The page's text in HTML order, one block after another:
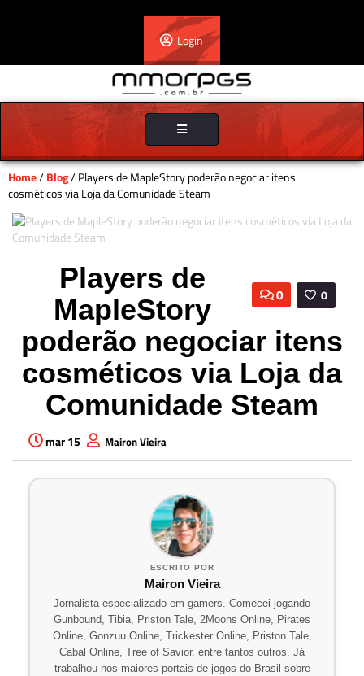
Login
Toggle
navigation
Home/Blog/ Players de MapleStory poderão negociar itens
cosméticos via Loja da Comunidade Steam
0
0
Players de
MapleStory
poderão negociar itens
cosméticos via Loja da
Comunidade Steam
mar 15 Mairon Vieira
ESCRITO POR
Mairon Vieira
Jornalista especializado em gamers. Comecei jogando
Gunbound, Tibia, Priston Tale, 2Moons Online, Pirates
Online, Gonzuu Online, Trickester Online, Priston Tale,
Cabal Online, Tree of Savior, entre tantos outros. Já
trabalhou nos maiores portais de jogos do Brasil sobre